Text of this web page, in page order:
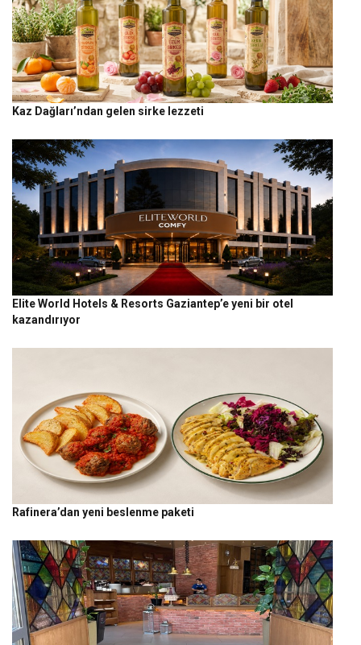
Kaz Dağları’ndan gelen sirke lezzeti
Elite World Hotels & Resorts Gaziantep’e yeni bir otel
kazandırıyor
Rafinera’dan yeni beslenme paketi